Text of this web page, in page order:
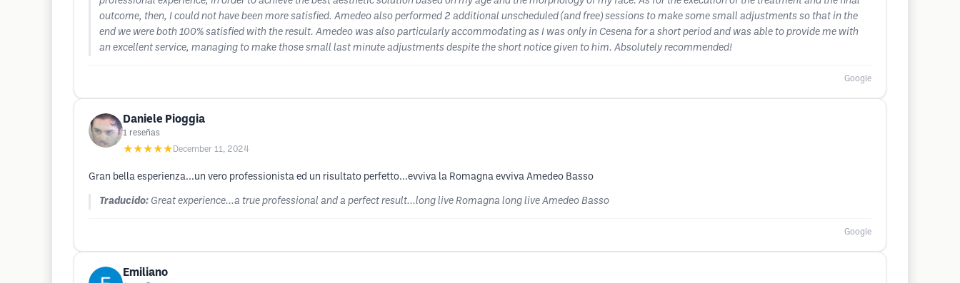
outcome, then, I could not have been more satisfied. Amedeo also performed 2 additional unscheduled (and free) sessions to make some small adjustments so that in the
end we were both 100% satisfied with the result. Amedeo was also particularly accommodating as I was only in Cesena for a short period and was able to provide me with
an excellent service, managing to make those small last minute adjustments despite the short notice given to him. Absolutely recommended!
Google
Daniele Pioggia
1 reseñas
★★★★★ December 11, 2024
Gran bella esperienza...un vero professionista ed un risultato perfetto...evviva la Romagna evviva Amedeo Basso
Traducido: Great experience...a true professional and a perfect result...long live Romagna long live Amedeo Basso
Google
Emiliano